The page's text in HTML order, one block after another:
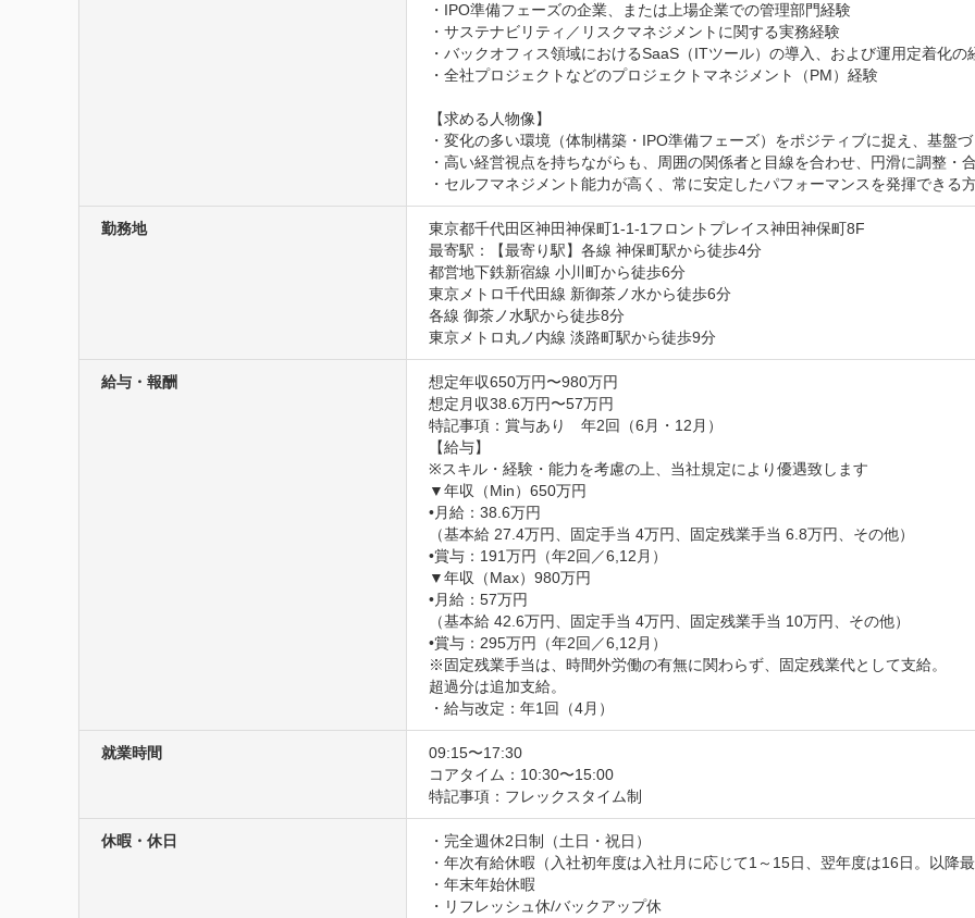
・IPO準備フェーズの企業、または上場企業での管理部門経験
・サステナビリティ／リスクマネジメントに関する実務経験
・バックオフィス領域におけるSaaS（ITツール）の導入、および運用定着化の
・全社プロジェクトなどのプロジェクトマネジメント（PM）経験
【求める人物像】
・変化の多い環境（体制構築・IPO準備フェーズ）をポジティブに捉え、基盤
・高い経営視点を持ちながらも、周囲の関係者と目線を合わせ、円滑に調整・
・セルフマネジメント能力が高く、常に安定したパフォーマンスを発揮できる
勤務地
東京都千代田区神田神保町1-1-1フロントプレイス神田神保町8F
最寄駅：【最寄り駅】各線 神保町駅から徒歩4分
都営地下鉄新宿線 小川町から徒歩6分
東京メトロ千代田線 新御茶ノ水から徒歩6分
各線 御茶ノ水駅から徒歩8分
東京メトロ丸ノ内線 淡路町駅から徒歩9分
給与・報酬
想定年収650万円〜980万円
想定月収38.6万円〜57万円
特記事項：賞与あり　年2回（6月・12月）
【給与】
※スキル・経験・能力を考慮の上、当社規定により優遇致します
▼年収（Min）650万円
•月給：38.6万円
（基本給 27.4万円、固定手当 4万円、固定残業手当 6.8万円、その他）
•賞与：191万円（年2回／6,12月）
▼年収（Max）980万円
•月給：57万円
（基本給 42.6万円、固定手当 4万円、固定残業手当 10万円、その他）
•賞与：295万円（年2回／6,12月）
※固定残業手当は、時間外労働の有無に関わらず、固定残業代として支給。
超過分は追加支給。
・給与改定：年1回（4月）
就業時間
09:15〜17:30
コアタイム：10:30〜15:00
特記事項：フレックスタイム制
休暇・休日
・完全週休2日制（土日・祝日）
・年次有給休暇（入社初年度は入社月に応じて1～15日、翌年度は16日。以降最
・年末年始休暇
・リフレッシュ休/バックアップ休